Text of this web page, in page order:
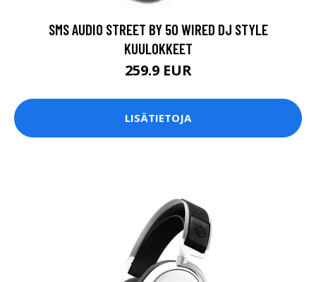
SMS AUDIO STREET BY 50 WIRED DJ STYLE
KUULOKKEET
259.9 EUR
LISÄTIETOJA